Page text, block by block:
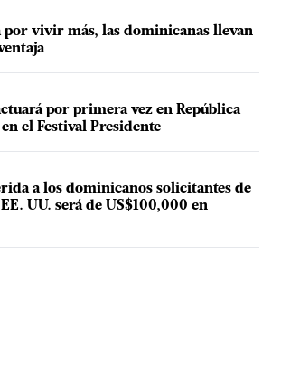
por vivir más, las dominicanas llevan
por primera vez en República
el Festival Presidente
a los dominicanos solicitantes de
UU. será de US$100,000 en